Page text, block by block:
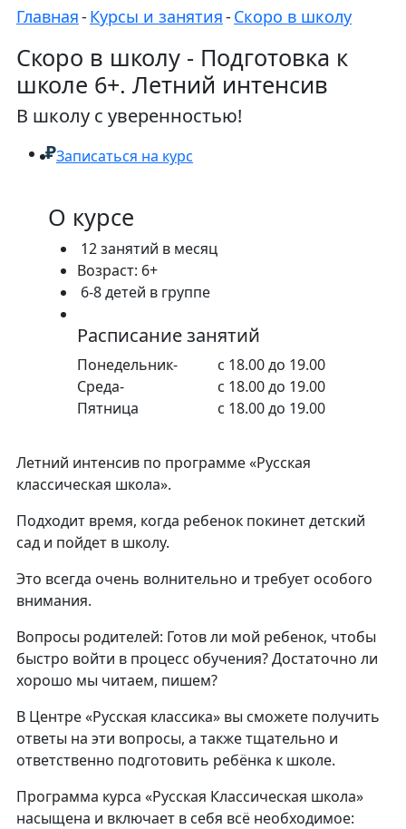
Главная- Курсы и занятия- Скоро в школу
Скоро в школу - Подготовка к
школе 6+. Летний интенсив
В школу с уверенностью!
₽Записаться на курс
О курсе
12 занятий в месяц
Возраст: 6+
6-8 детей в группе
Расписание занятий
Понедельник-
с 18.00 до 19.00
Среда-
с 18.00 до 19.00
Пятница
с 18.00 до 19.00
Летний интенсив по программе «Русская
классическая школа».
Подходит время, когда ребенок покинет детский
сад и пойдет в школу.
Это всегда очень волнительно и требует особого
внимания.
Вопросы родителей: Готов ли мой ребенок, чтобы
быстро войти в процесс обучения? Достаточно ли
хорошо мы читаем, пишем?
В Центре «Русская классика» вы сможете получить
ответы на эти вопросы, а также тщательно и
ответственно подготовить ребёнка к школе.
Программа курса «Русская Классическая школа»
насыщена и включает в себя всё необходимое: